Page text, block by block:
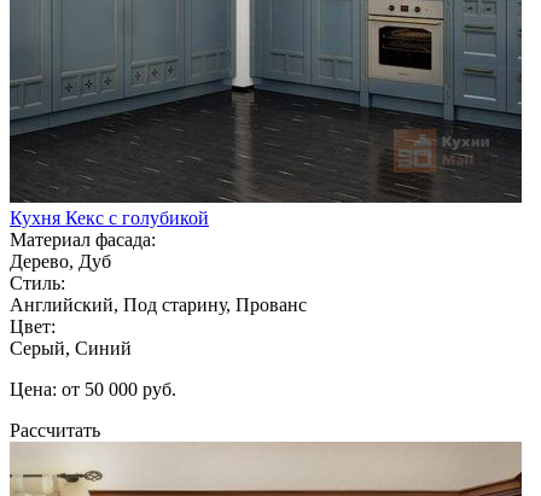
Кухня Кекс с голубикой
Материал фасада:
Дерево, Дуб
Стиль:
Английский, Под старину, Прованс
Цвет:
Серый, Синий
Цена: от 50 000 руб.
Рассчитать